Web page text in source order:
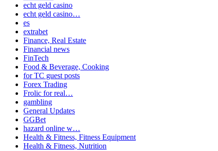
echt geld casino
echt geld casino…
es
extrabet
Finance, Real Estate
Financial news
FinTech
Food & Beverage, Cooking
for TC guest posts
Forex Trading
Frolic for real…
gambling
General Updates
GGBet
hazard online w…
Health & Fitness, Fitness Equipment
Health & Fitness, Nutrition